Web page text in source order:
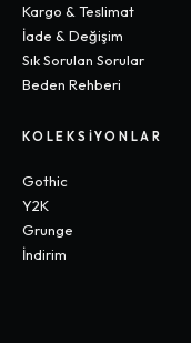
Kargo & Teslimat
İade & Değişim
Sık Sorulan Sorular
Beden Rehberi
KOLEKSIYONLAR
Gothic
Y2K
Grunge
İndirim